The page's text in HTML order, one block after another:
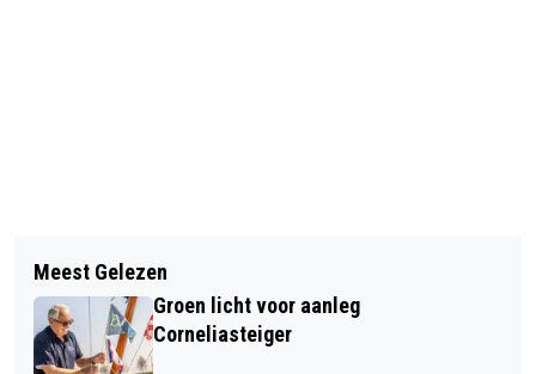
DE BUURTSPORTCOACH KOMT NAAR
U TOE
CONTROLE VEILIGHEID EN KWALITEIT
ZWEMZONES IN BRABANT
Meest Gelezen
Groen licht voor aanleg
Corneliasteiger